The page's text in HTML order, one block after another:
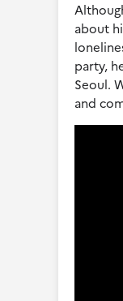
about
party,
Seoul.
and